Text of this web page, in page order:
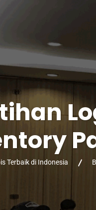
Terbaik di Indonesia